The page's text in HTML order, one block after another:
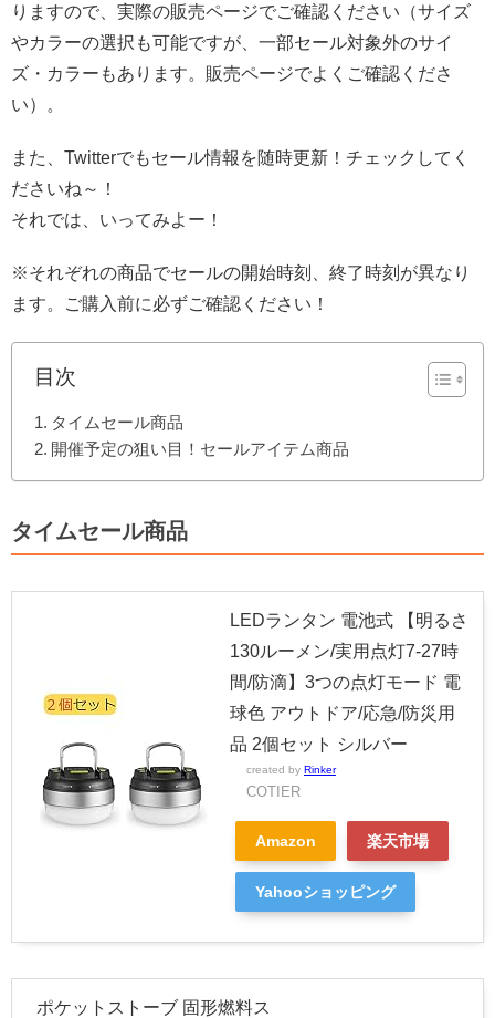
りますので、実際の販売ページでご確認ください（サイズ
やカラーの選択も可能ですが、一部セール対象外のサイ
ズ・カラーもあります。販売ページでよくご確認くださ
い）。
また、Twitterでもセール情報を随時更新！チェックしてく
ださいね～！
それでは、いってみよー！
※それぞれの商品でセールの開始時刻、終了時刻が異なり
ます。ご購入前に必ずご確認ください！
目次
タイムセール商品
開催予定の狙い目！セールアイテム商品
タイムセール商品
LEDランタン 電池式 【明るさ
130ルーメン/実用点灯7-27時
間/防滴】3つの点灯モード 電
球色 アウトドア/応急/防災用
品 2個セット シルバー
created by Rinker
COTIER
Amazon 楽天市場
Yahooショッピング
ポケットストーブ 固形燃料ス